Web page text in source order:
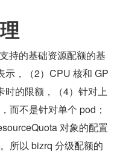
持的基础资源配额的基
示，（2）CPU 核和 GP
时的限额，（4）针对上
而不是针对单个 pod；
对象的配置
所以 bizrq 分级配额的